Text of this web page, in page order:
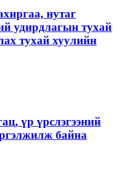
нутаг
удирдлагын тухай
тухай хуулийн
үр үрслэгээний
байна